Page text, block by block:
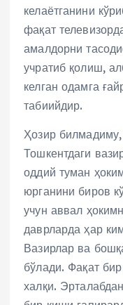
келаётганини
фақат
амалдорни
учратиб қолиш,
келган одамга
табиийдир.
Ҳозир
Тошкентдаги
оддий туман
юрганини биров
учун аввал
даврларда ҳар
Вазирлар ва
бўлади. Фақат
халқи.